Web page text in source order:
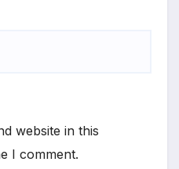
website in this
I comment.